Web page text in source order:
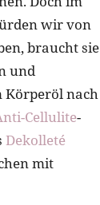
wir von
braucht sie
und
Körperöl nach
Cellulite-
Dekolleté
mit